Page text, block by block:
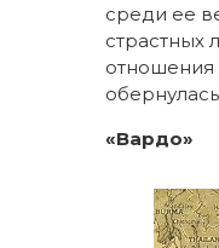
среди ее
страстных
отношения
«Вардо»